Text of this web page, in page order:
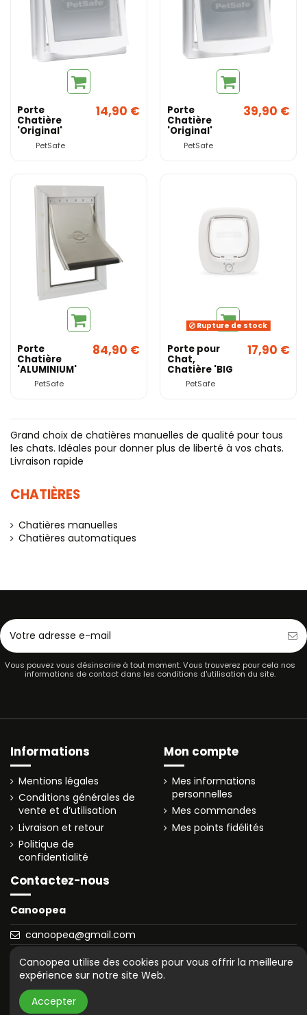
Porte
Chatière
'Original'
Small -
PetSafe
PetSafe
14,90 € Porte
Chatière
'Original'
Medium -
PetSafe
PetSafe
39,90 €
Porte
Chatière
'ALUMINIUM'
Medium -
PetSafe
PetSafe
84,90 €
Rupture de stock
Porte pour
Chat,
Chatière 'BIG
CAT' - PetSafe
PetSafe
17,90 €
Grand choix de chatières manuelles de qualité pour tous
les chats. Idéales pour donner plus de liberté à vos chats.
Livraison rapide
CHATIÈRES
Chatières manuelles
Chatières automatiques
Vous pouvez vous désinscrire à tout moment. Vous trouverez pour cela nos
informations de contact dans les conditions d'utilisation du site.
Informations
Mentions légales
Conditions générales de
vente et d’utilisation
Livraison et retour
Politique de
confidentialité
Mon compte
Mes informations
personnelles
Mes commandes
Mes points fidélités
Contactez-nous
Canoopea
canoopea@gmail.com
© 2025 canoopea.com
Canoopea utilise des cookies pour vous offrir la meilleure
expérience sur notre site Web.
Accepter